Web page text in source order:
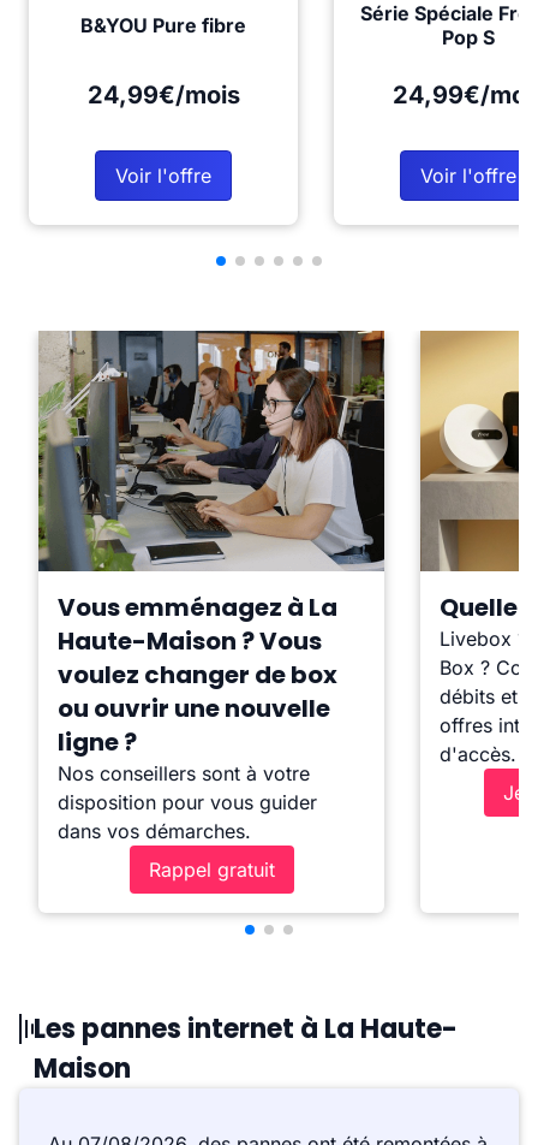
B&YOU Pure fibre
24,99€/mois
Voir l'offre
Série Spéciale
Pop S
24,99€/
Voir l'offre
Vous emménagez à La
Haute-Maison ? Vous
voulez changer de box
ou ouvrir une nouvelle
ligne ?
Nos conseillers sont à votre
disposition pour vous guider
dans vos démarches.
Rappel gratuit
Quelle
Livebox ?
Box ?
débits et
offres
d'accès.
Je
Les pannes internet à La Haute-
Maison